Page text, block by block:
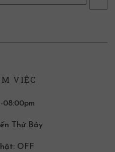
VIỆC
08:00pm
Thứ Bảy
OFF